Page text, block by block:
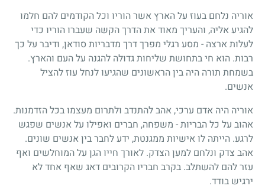
אוריה נלחם בעוז על הארץ אשר הוריו וכל הקודמים להם חלמו
להגיע אליה, והעריך מאוד את הדרך הקשה שעברו הוריו כדי
לעלות ארצה - מסע רגלי מפרך דרך מדבריות סודאן, ודיבר על כך
רבות. הוא חי בתחושת שליחות גדולה להגנה על העם והארץ.
בשמחת תורה היה בין הראשונים שהגיעו לנחל עוז להציל
אנשים.
אוריה היה אדם ערכי, אהב להתנדב ולתרום מעצמו בכל הזדמנות.
אהוב על כל הבריות - משפחה, חברים ואפילו על אנשים שפגש
לרגע. הייתה לו אישיות ממגנטת, ידע לחבר בין אנשים שונים.
אהב צדק ונלחם למען הצדק. לאורך חייו הגן על המוחלשים ואף
עזר להם להשתלב. בקרב חבריו הקרובים דאג שאף אחד לא
ירגיש בודד.